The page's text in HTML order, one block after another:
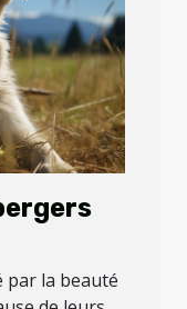
par la beauté